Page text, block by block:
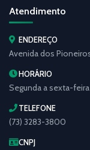
Atendimento
ENDEREÇO
Avenida dos
HORÁRIO
Segunda a sexta-
TELEFONE
(73) 3283-3800
CNPJ